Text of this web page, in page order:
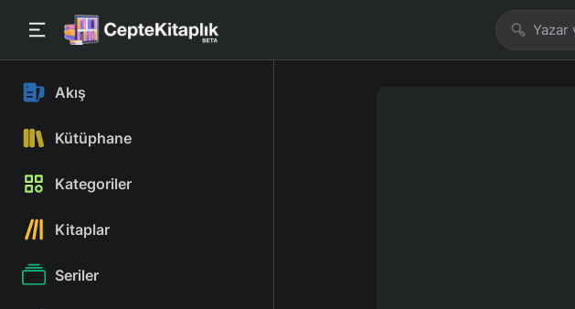
Akış
Kütüphane
Kategoriler
Kitaplar
Seriler